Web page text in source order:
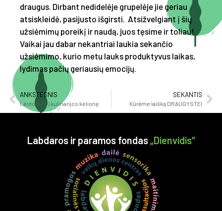
draugus. Dirbant nedidelėje grupelėje jie geriau
atsiskleidė, pasijusto išgirsti. Atsižvelgiant į šių
užsiėmimų poreikį ir naudą, juos tęsime ir toliau!
Vaikai jau dabar nekantriai laukia sekančio
užsiėmimo, kurio metu lauks produktyvus laikas,
lydimas pačių geriausių emocijų.
ANKSTESNIS
Leidomės į kulinarijos kelionę
SEKANTIS
Kūrėme laišką DRAUGYSTEI
Labdaros ir paramos fondas„Dienvidis“